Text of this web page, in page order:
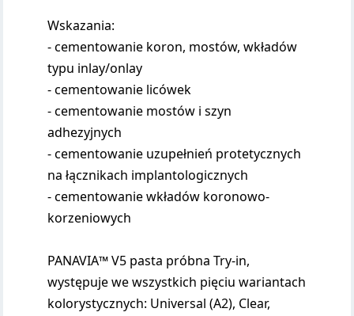
Wskazania:
- cementowanie koron, mostów, wkładów
typu inlay/onlay
- cementowanie licówek
- cementowanie mostów i szyn
adhezyjnych
- cementowanie uzupełnień protetycznych
na łącznikach implantologicznych
- cementowanie wkładów koronowo-
korzeniowych
PANAVIA™ V5 pasta próbna Try-in,
występuje we wszystkich pięciu wariantach
kolorystycznych: Universal (A2), Clear,